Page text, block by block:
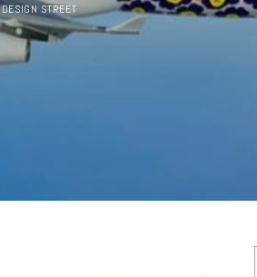
DESIGN STREET